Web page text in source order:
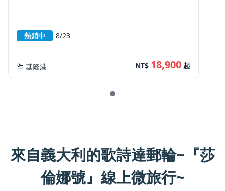
熱銷中 8/23
flight_takeoff 基隆港 NT$ 18,900 起
來自義大利的歌詩達郵輪~『莎
倫娜號』線上微旅行~